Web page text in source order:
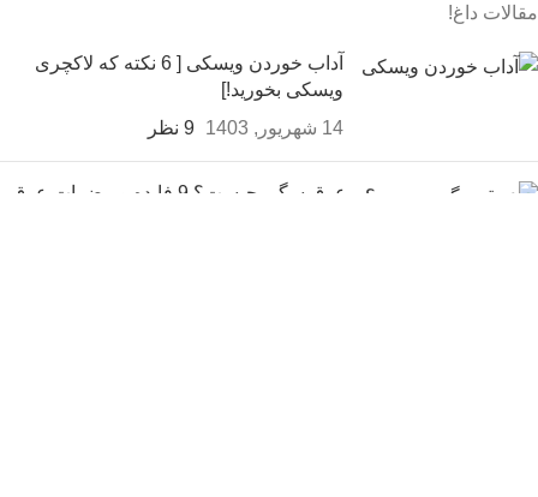
مقالات داغ!
آداب خوردن ویسکی [ 6 نکته که لاکچری
ویسکی بخورید!]
14 شهریور, 1403
9 نظر
عرق سگی چیست؟ 9 فایده و مضرات عرق